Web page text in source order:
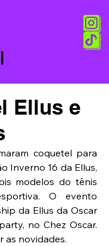
Ellus e
coquetel para
Inverno 16 da Ellus,
modelos do tênis
O evento
da Ellus da Oscar
no Chez Oscar.
as novidades.